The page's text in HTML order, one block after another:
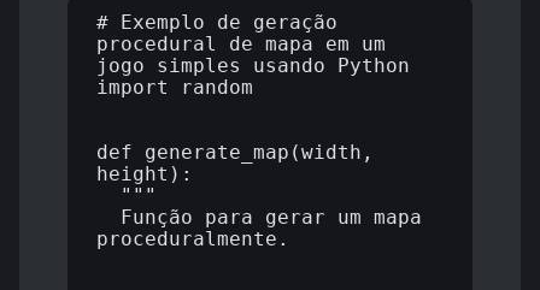
# Exemplo de geração
procedural de mapa em um
jogo simples usando Python
import random
def generate_map(width,
height):
"""
Função para gerar um mapa
proceduralmente.